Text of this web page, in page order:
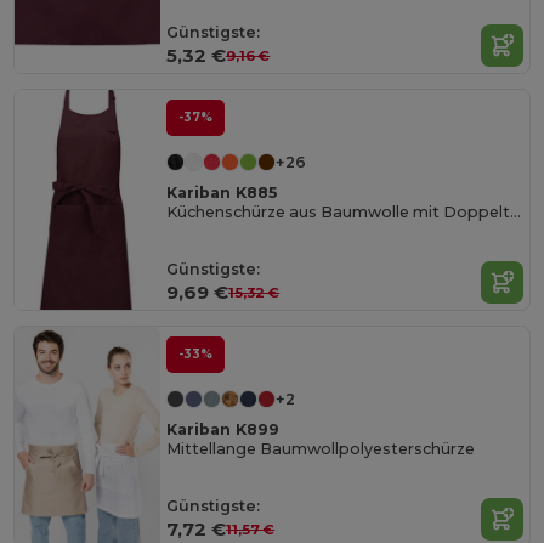
Günstigste:
5,32 €9,16 €
-37%
+26
Kariban K885
Küchenschürze aus Baumwolle mit Doppeltasche
Günstigste:
9,69 €15,32 €
-33%
+2
Kariban K899
Mittellange Baumwollpolyesterschürze
Günstigste:
7,72 €11,57 €